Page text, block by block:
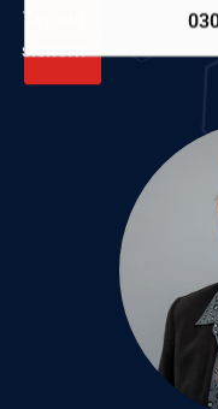
Termin
sichern